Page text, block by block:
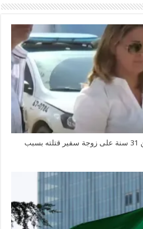
البرازيل.. الحكم بالسجن 31 سنة على زوجة سفير قتلته بسبب